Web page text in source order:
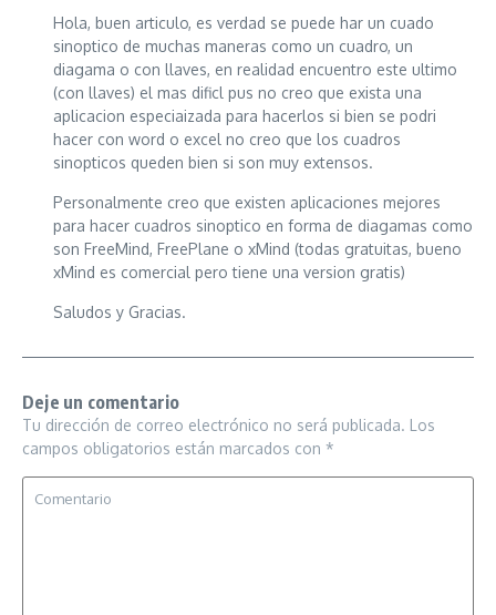
Hola, buen articulo, es verdad se puede har un cuado
sinoptico de muchas maneras como un cuadro, un
diagama o con llaves, en realidad encuentro este ultimo
(con llaves) el mas dificl pus no creo que exista una
aplicacion especiaizada para hacerlos si bien se podri
hacer con word o excel no creo que los cuadros
sinopticos queden bien si son muy extensos.
Personalmente creo que existen aplicaciones mejores
para hacer cuadros sinoptico en forma de diagamas como
son FreeMind, FreePlane o xMind (todas gratuitas, bueno
xMind es comercial pero tiene una version gratis)
Saludos y Gracias.
Deje un comentario
Tu dirección de correo electrónico no será publicada. Los
campos obligatorios están marcados con *